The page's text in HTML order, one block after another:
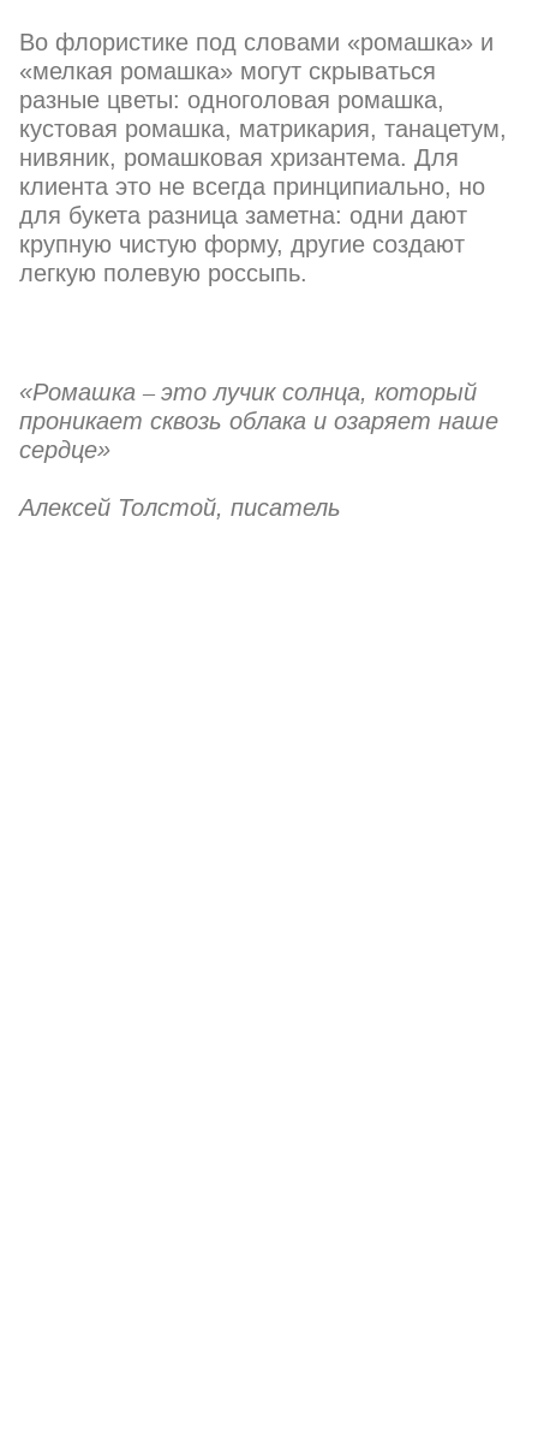
Во флористике под словами «ромашка» и
«мелкая ромашка» могут скрываться
разные цветы: одноголовая ромашка,
кустовая ромашка, матрикария, танацетум,
нивяник, ромашковая хризантема. Для
клиента это не всегда принципиально, но
для букета разница заметна: одни дают
крупную чистую форму, другие создают
легкую полевую россыпь.
«Ромашка – это лучик солнца, который
проникает сквозь облака и озаряет наше
сердце»
Алексей Толстой, писатель